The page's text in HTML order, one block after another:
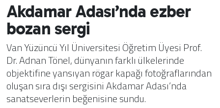
Akdamar Adası’nda ezber
bozan sergi
Van Yüzüncü Yıl Üniversitesi Öğretim Üyesi Prof.
Dr. Adnan Tönel, dünyanın farklı ülkelerinde
objektifine yansıyan rögar kapağı fotoğraflarından
oluşan sıra dışı sergisini Akdamar Adası’nda
sanatseverlerin beğenisine sundu.
Ekonomi
Dünya
Spor
Magazin
Puan Durumu ve Fikstür
Tüm Manşetler
Son Dakika Haberleri
Haber Arşivi